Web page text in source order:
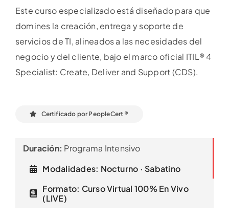
Este curso especializado está diseñado para que
domines la creación, entrega y soporte de
servicios de TI, alineados a las necesidades del
negocio y del cliente, bajo el marco oficial ITIL® 4
Specialist: Create, Deliver and Support (CDS).
Certificado por PeopleCert ®
Duración: Programa Intensivo
Modalidades: Nocturno · Sabatino
Formato: Curso Virtual 100% En Vivo
(LIVE)